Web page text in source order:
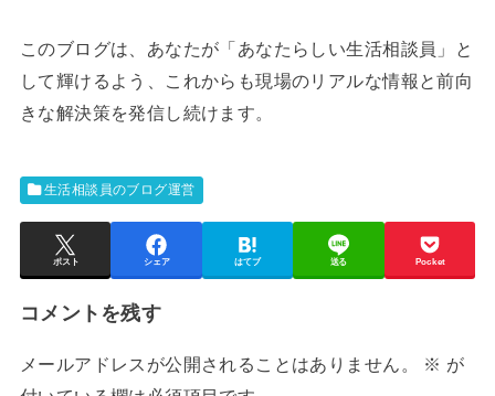
このブログは、あなたが「あなたらしい生活相談員」と
して輝けるよう、これからも現場のリアルな情報と前向
きな解決策を発信し続けます。
生活相談員のブログ運営
ポスト シェア はてブ 送る Pocket
コメントを残す
メールアドレスが公開されることはありません。 ※ が